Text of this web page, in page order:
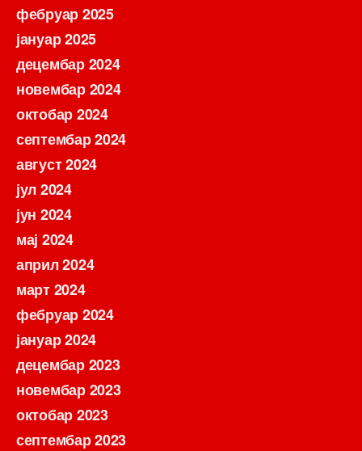
фебруар 2025
јануар 2025
децембар 2024
новембар 2024
октобар 2024
септембар 2024
август 2024
јул 2024
јун 2024
мај 2024
април 2024
март 2024
фебруар 2024
јануар 2024
децембар 2023
новембар 2023
октобар 2023
септембар 2023